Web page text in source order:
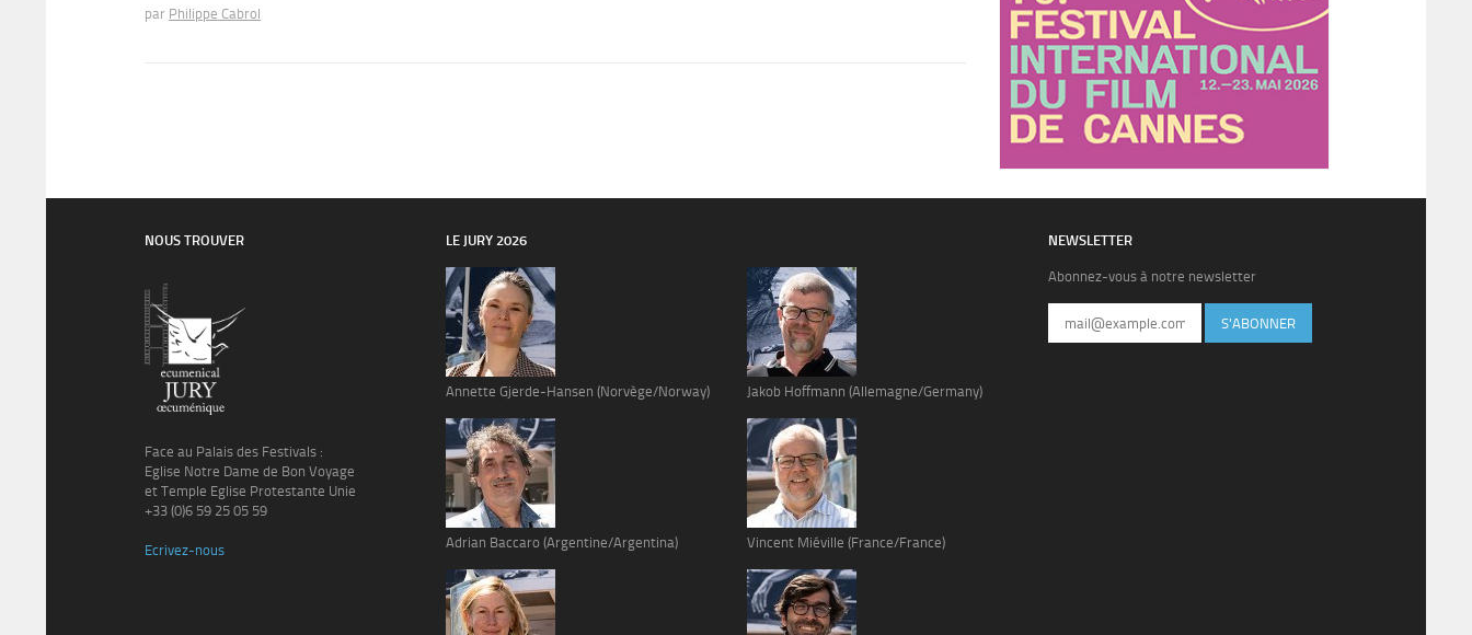
par Philippe Cabrol
NOUS TROUVER
Face au Palais des Festivals :
Eglise Notre Dame de Bon Voyage
et Temple Eglise Protestante Unie
+33 (0)6 59 25 05 59
Ecrivez-nous
LE JURY 2026
Annette Gjerde-Hansen (Norvège/Norway)
Adrian Baccaro (Argentine/Argentina)
Jakob Hoffmann (Allemagne/Germany)
Vincent Miéville (France/France)
NEWSLETTER
Abonnez-vous à notre newsletter
S'ABONNER